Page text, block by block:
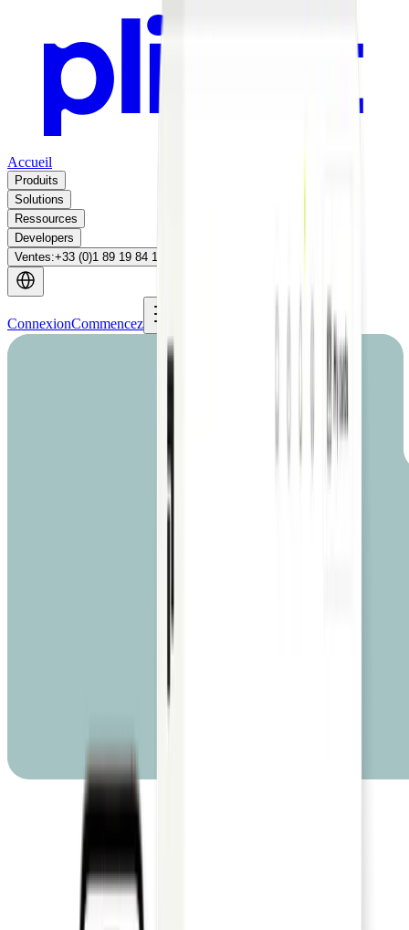
Accueil
Produits
Solutions
Ressources
Developers
Ventes:+33 (0)1 89 19 84 16
ConnexionCommencez